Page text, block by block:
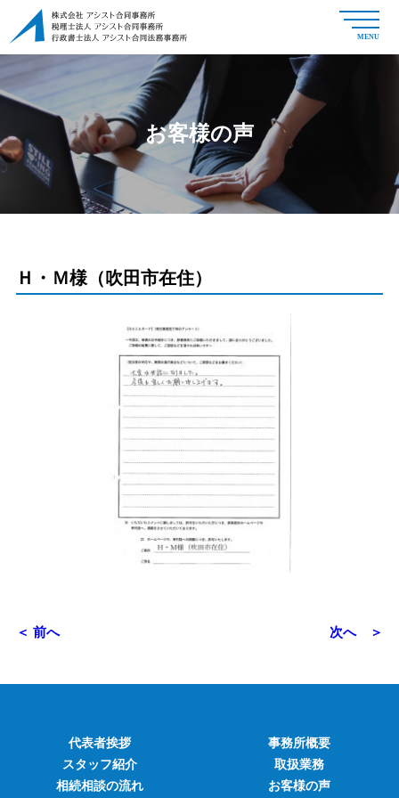
MENU
お客様の声
Ｈ・Ｍ様（吹田市在住）
＜ 前へ 次へ ＞
代表者挨拶
事務所概要
スタッフ紹介
取扱業務
相続相談の流れ
お客様の声